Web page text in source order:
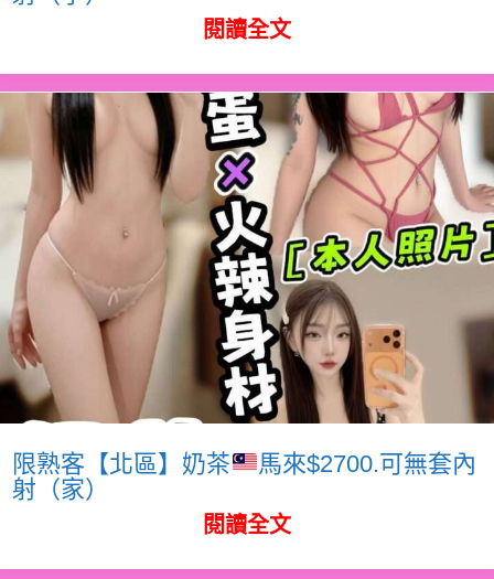
閱讀全文
限熟客【北區】奶茶
馬來$2700.可無套內
射（家）
閱讀全文